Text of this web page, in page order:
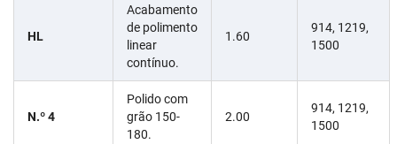
HL
Acabamento
de polimento
linear
contínuo.
1.60
914, 1219,
1500
N.º 4
Polido com
grão 150-
180.
2.00
914, 1219,
1500